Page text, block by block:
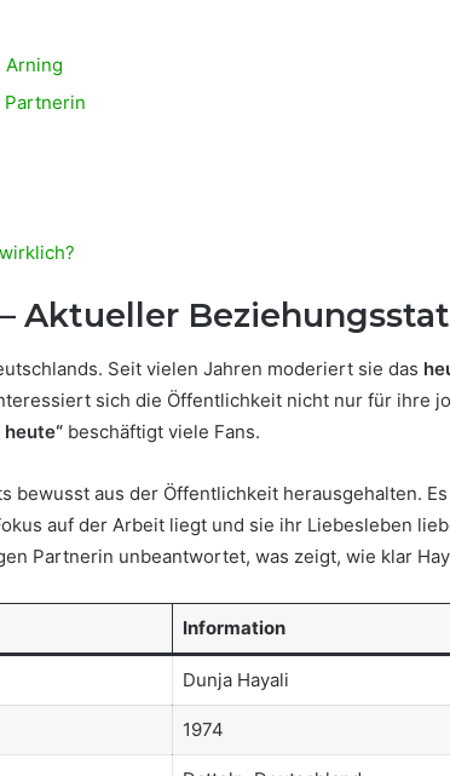
Arning
Partnerin
Aktueller
Seit vielen Jahren moderiert sie das
sich die Öffentlichkeit nicht nur für ihre
beschäftigt viele Fans.
bewusst aus der Öffentlichkeit herausgehalten.
auf der Arbeit liegt und sie ihr Liebesleben
Partnerin unbeantwortet, was zeigt, wie klar
Information
Dunja Hayali
1974